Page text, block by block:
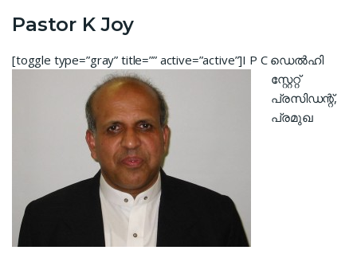
Pastor K Joy
[toggle type=”gray” title=”” active=”active”]I P C ഡെൽഹി
സ്റ്റേറ്റ്
പ്രസിഡന്റ്‌,
പ്രമുഖ